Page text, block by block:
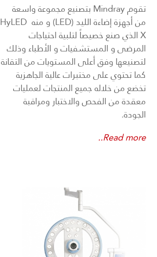
تقوم Mindray بتصنيع مجموعة واسعة
من أجهزة إضاءة الليد (LED) و منه HyLED
X الذي صنع خصيصاً لتلبية احتياجات
المرضى و المستشفيات و الأطباء وذلك
لتصنيعها وفق أعلى المستويات من التقانة
كما تحتوي على مختبرات عالية الجاهزية
تخضع من خلاله جميع المنتجات لعمليات
معقدة من الفحص والاختبار ومراقبة
الجودة.
Read more..